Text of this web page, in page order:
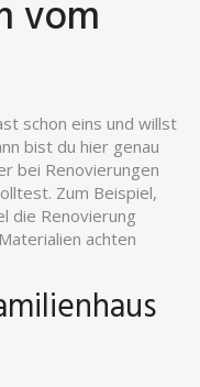
vom
schon eins und willst
bist du hier genau
bei Renovierungen
Zum Beispiel,
die Renovierung
achten